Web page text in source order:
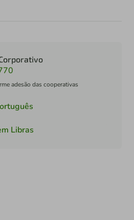
adesão das cooperativas
Libras